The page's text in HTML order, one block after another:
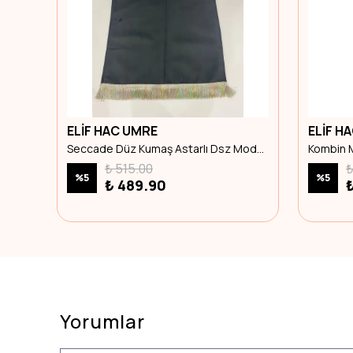
ELİF HAC UMRE
Seccade Düz Kumaş Astarlı Dsz Model 15 Renk 2
%5
₺ 515.00
₺ 489.90
ELİF
Kombin
%5
Yorumlar